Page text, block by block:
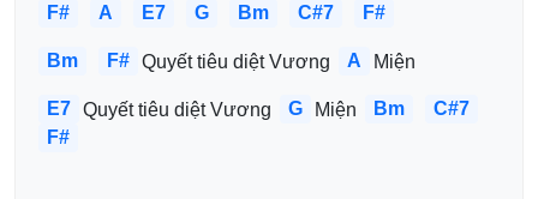
F# A E7 G Bm C#7 F#
Bm F# Quyết tiêu diệt Vương A Miện
E7 Quyết tiêu diệt Vương G Miện Bm
C#7
F#